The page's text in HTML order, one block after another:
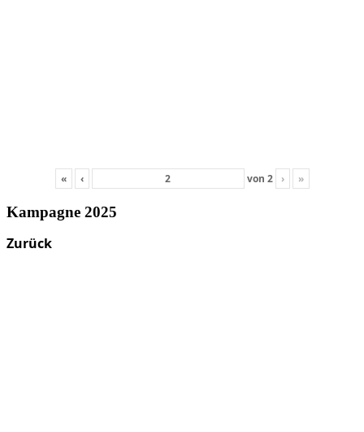
« ‹ von 2 › »
Kampagne 2025
Zurück